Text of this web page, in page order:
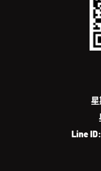
星
Line ID: